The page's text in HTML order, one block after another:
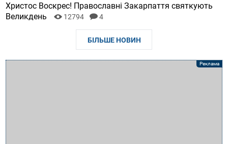
Христос Воскрес! Православні Закарпаття святкують
Великдень
12794 4
БІЛЬШЕ НОВИН